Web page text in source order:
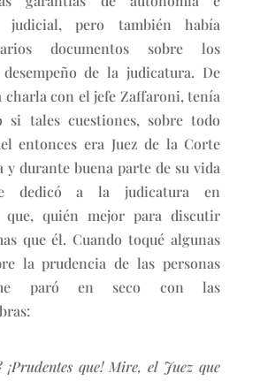
judicial, pero también había
documentos sobre los
de la judicatura. De
charla con el jefe Zaffaroni, tenía
tales cuestiones, sobre todo
entonces era Juez de la Corte
y durante buena parte de su vida
dedicó a la judicatura en
que, quién mejor para discutir
que él. Cuando toqué algunas
la prudencia de las personas
me paró en seco con las
¡Prudentes que! Mire, el Juez que